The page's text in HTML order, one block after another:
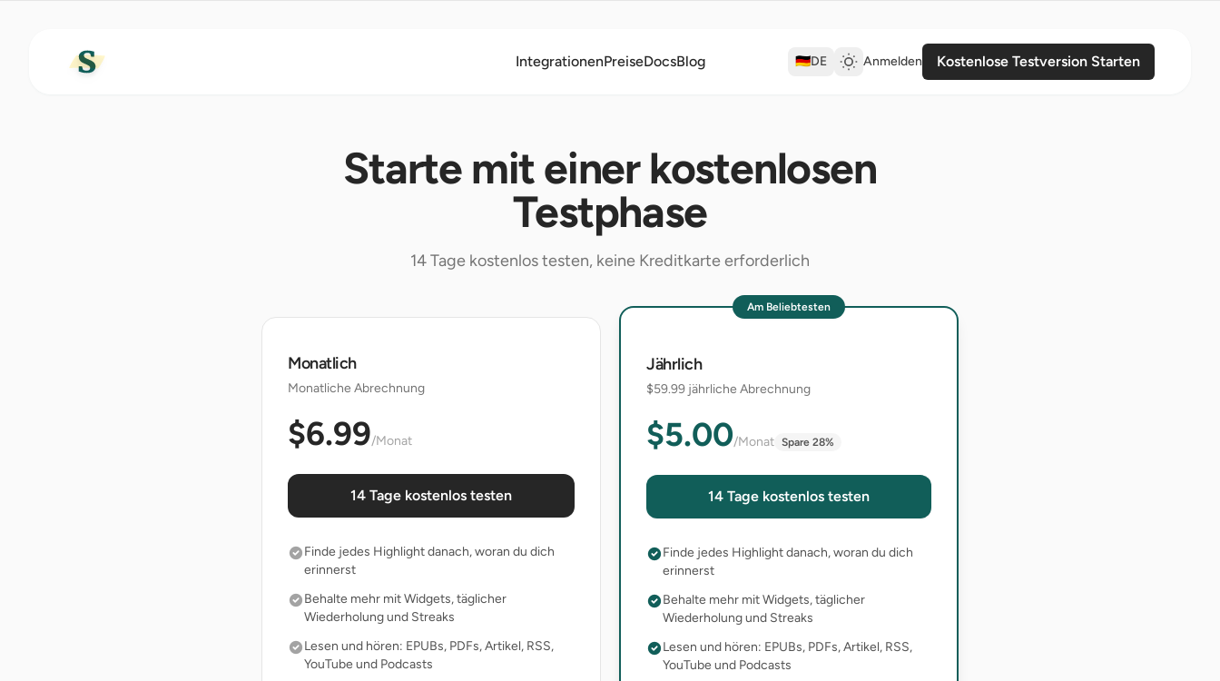
IntegrationenPreiseDocsBlog 🇩🇪DE Anmelden Kostenlose Testversion Starten
Starte mit einer kostenlosen
Testphase
14 Tage kostenlos testen, keine Kreditkarte erforderlich
Monatlich
Monatliche Abrechnung
$6.99/Monat
14 Tage kostenlos testen
Finde jedes Highlight danach, woran du dich
erinnerst
Behalte mehr mit Widgets, täglicher
Wiederholung und Streaks
Lesen und hören: EPUBs, PDFs, Artikel, RSS,
YouTube und Podcasts
Am Beliebtesten
Jährlich
$59.99 jährliche Abrechnung
$5.00/Monat Spare 28%
14 Tage kostenlos testen
Finde jedes Highlight danach, woran du dich
erinnerst
Behalte mehr mit Widgets, täglicher
Wiederholung und Streaks
Lesen und hören: EPUBs, PDFs, Artikel, RSS,
YouTube und Podcasts